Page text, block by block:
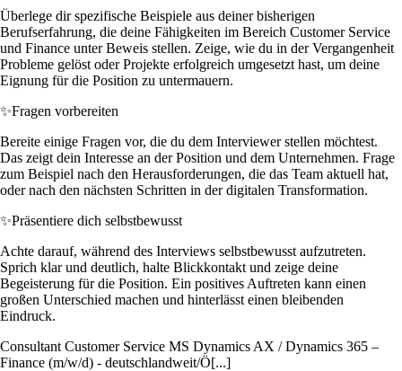
Überlege dir spezifische Beispiele aus deiner bisherigen
Berufserfahrung, die deine Fähigkeiten im Bereich Customer Service
und Finance unter Beweis stellen. Zeige, wie du in der Vergangenheit
Probleme gelöst oder Projekte erfolgreich umgesetzt hast, um deine
Eignung für die Position zu untermauern.
✨Fragen vorbereiten
Bereite einige Fragen vor, die du dem Interviewer stellen möchtest.
Das zeigt dein Interesse an der Position und dem Unternehmen. Frage
zum Beispiel nach den Herausforderungen, die das Team aktuell hat,
oder nach den nächsten Schritten in der digitalen Transformation.
✨Präsentiere dich selbstbewusst
Achte darauf, während des Interviews selbstbewusst aufzutreten.
Sprich klar und deutlich, halte Blickkontakt und zeige deine
Begeisterung für die Position. Ein positives Auftreten kann einen
großen Unterschied machen und hinterlässt einen bleibenden
Eindruck.
Consultant Customer Service MS Dynamics AX / Dynamics 365 –
Finance (m/w/d) - deutschlandweit/Ö[...]